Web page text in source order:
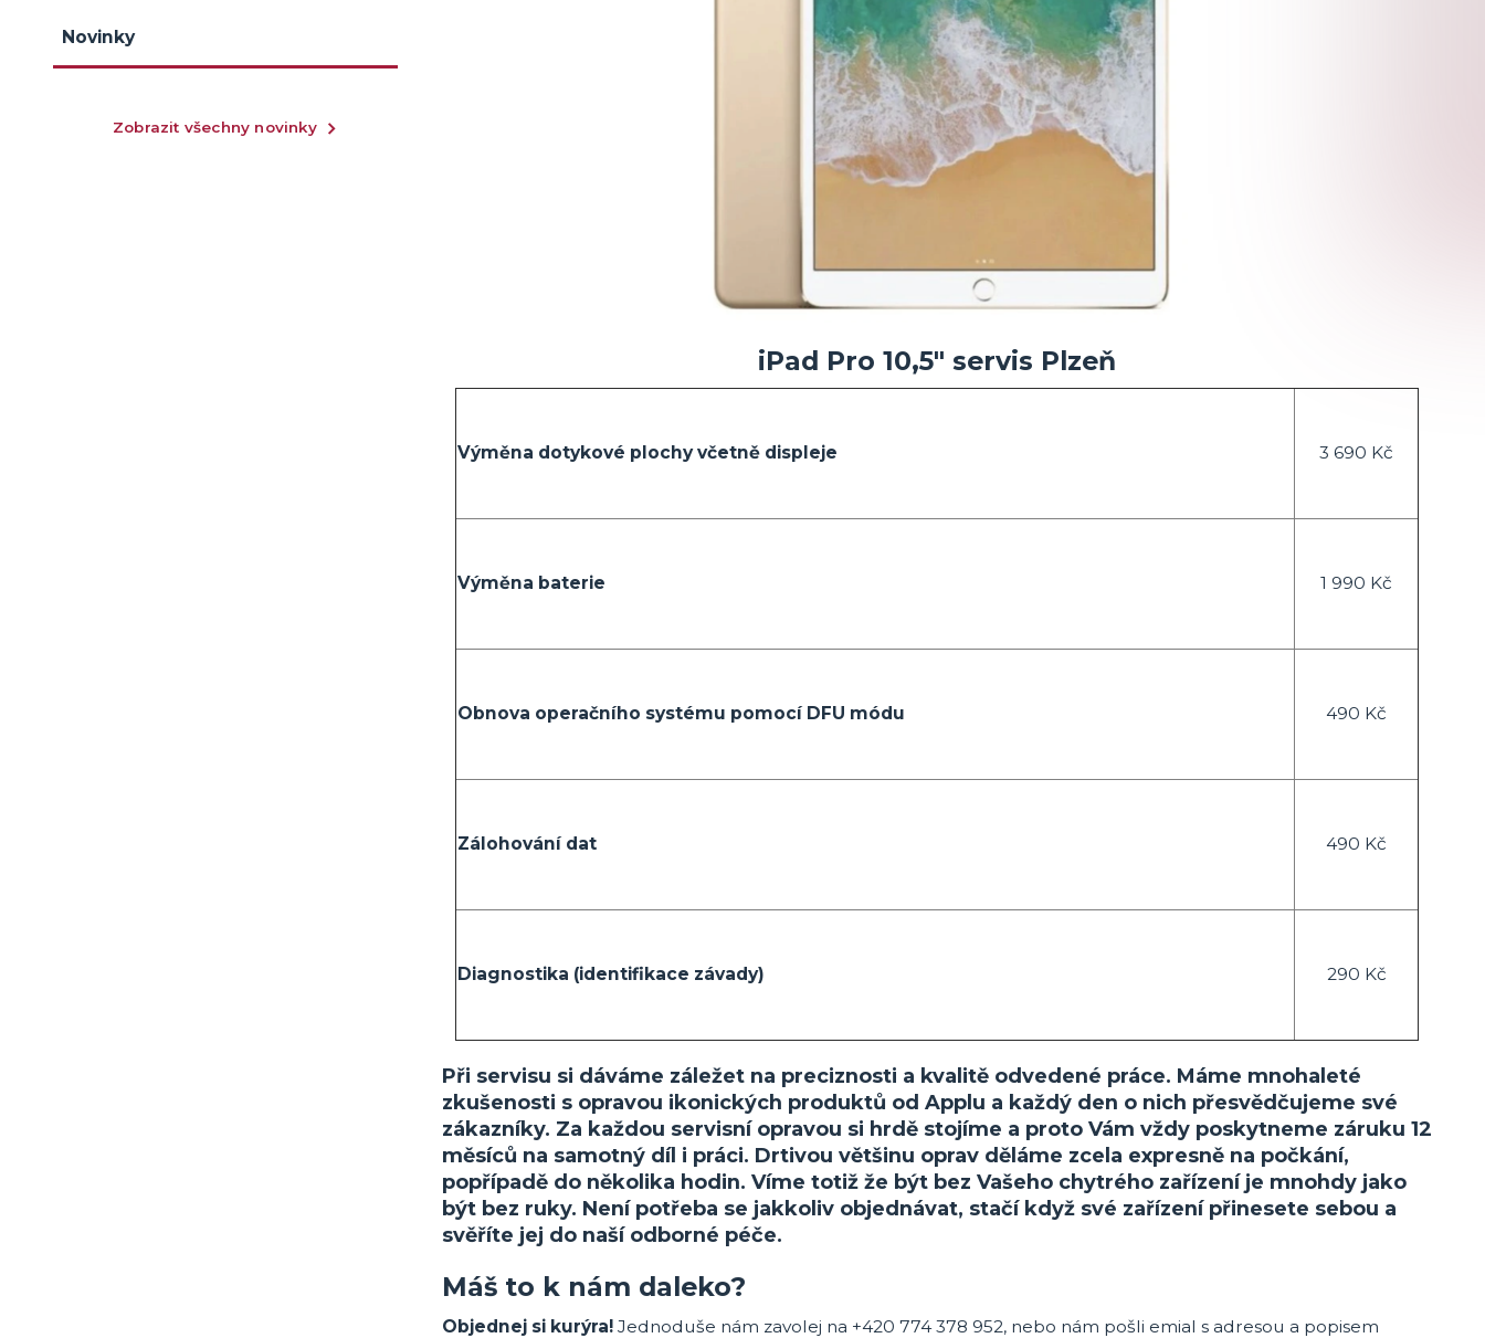
iPad Pro 10,5" servis Plzeň
Výměna dotykové plochy včetně displeje 3 690 Kč
Výměna baterie 1 990 Kč
Obnova operačního systému pomocí DFU módu 490 Kč
Zálohování dat 490 Kč
Diagnostika (identifikace závady) 290 Kč
Při servisu si dáváme záležet na preciznosti a kvalitě odvedené práce. Máme mnohaleté
zkušenosti s opravou ikonických produktů od Applu a každý den o nich přesvědčujeme své
zákazníky. Za každou servisní opravou si hrdě stojíme a proto Vám vždy poskytneme záruku 12
měsíců na samotný díl i práci. Drtivou většinu oprav děláme zcela expresně na počkání,
popřípadě do několika hodin. Víme totiž že být bez Vašeho chytrého zařízení je mnohdy jako
být bez ruky. Není potřeba se jakkoliv objednávat, stačí když své zařízení přinesete sebou a
svěříte jej do naší odborné péče.
Máš to k nám daleko?
Objednej si kurýra! Jednoduše nám zavolej na +420 774 378 952, nebo nám pošli emial s adresou a popisem
Novinky
Zobrazit všechny novinky